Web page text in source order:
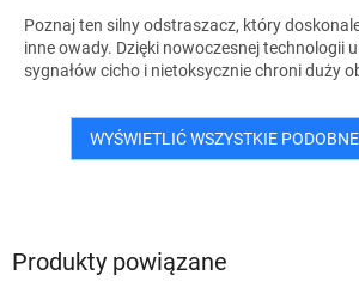
Produkty powiązane
Poznaj ten silny odstraszacz, który
inne owady. Dzięki nowoczesnej technologii
sygnałów cicho i nietoksycznie chroni duży
WYŚWIETLIĆ WSZYSTKIE